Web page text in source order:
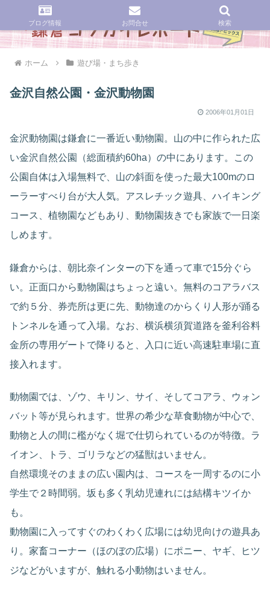
ホーム 遊び場・まち歩き
金沢自然公園・金沢動物園
2006年01月01日
金沢動物園は鎌倉に一番近い動物園。山の中に作られた広
い金沢自然公園（総面積約60ha）の中にあります。この
公園自体は入場無料で、山の斜面を使った最大100mのロ
ーラーすべり台が大人気。アスレチック遊具、ハイキング
コース、植物園などもあり、動物園抜きでも家族で一日楽
しめます。
鎌倉からは、朝比奈インターの下を通って車で15分ぐら
い。正面口から動物園はちょっと遠い。無料のコアラバス
で約５分、券売所は更に先、動物達のからくり人形が踊る
トンネルを通って入場。なお、横浜横須賀道路を釜利谷料
金所の専用ゲートで降りると、入口に近い高速駐車場に直
接入れます。
動物園では、ゾウ、キリン、サイ、そしてコアラ、ウォン
バット等が見られます。世界の希少な草食動物が中心で、
動物と人の間に檻がなく堀で仕切られているのが特徴。ラ
イオン、トラ、ゴリラなどの猛獣はいません。
自然環境そのままの広い園内は、コースを一周するのに小
学生で２時間弱。坂も多く乳幼児連れには結構キツイか
も。
動物園に入ってすぐのわくわく広場には幼児向けの遊具あ
り。家畜コーナー（ほのぼの広場）にポニー、ヤギ、ヒツ
ジなどがいますが、触れる小動物はいません。
ブログ情報 お問合せ 検索